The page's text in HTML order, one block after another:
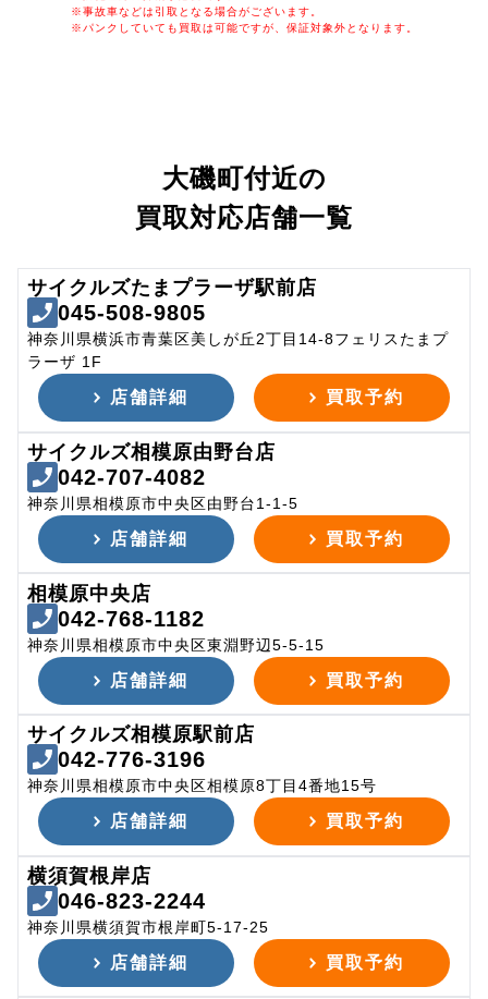
※事故車などは引取となる場合がございます。
※パンクしていても買取は可能ですが、保証対象外となります。
大磯町付近の
買取対応店舗一覧
サイクルズたまプラーザ駅前店
045-508-9805
神奈川県横浜市青葉区美しが丘2丁目14-8フェリスたまプ
ラーザ 1F
店舗詳細 買取予約
サイクルズ相模原由野台店
042-707-4082
神奈川県相模原市中央区由野台1-1-5
店舗詳細 買取予約
相模原中央店
042-768-1182
神奈川県相模原市中央区東淵野辺5-5-15
店舗詳細 買取予約
サイクルズ相模原駅前店
042-776-3196
神奈川県相模原市中央区相模原8丁目4番地15号
店舗詳細 買取予約
横須賀根岸店
046-823-2244
神奈川県横須賀市根岸町5-17-25
店舗詳細 買取予約